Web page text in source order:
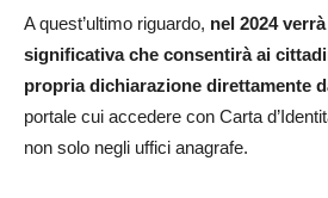
A quest’ultimo riguardo, nel 2024
significativa che consentirà ai
propria dichiarazione direttamente
portale cui accedere con Carta
non solo negli uffici anagrafe.